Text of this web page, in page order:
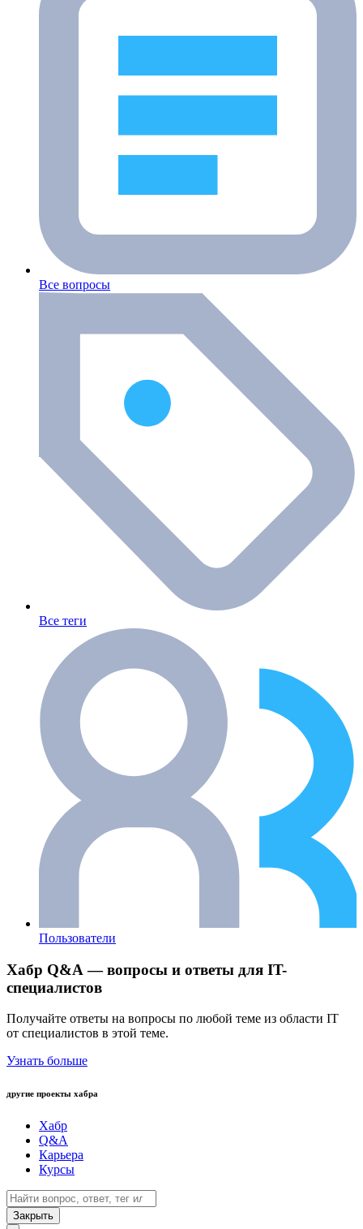
Все вопросы
Все теги
Пользователи
Хабр Q&A — вопросы и ответы для IT-
специалистов
Получайте ответы на вопросы по любой теме из области IT
от специалистов в этой теме.
Узнать больше
другие проекты хабра
Хабр
Q&A
Карьера
Курсы
Закрыть